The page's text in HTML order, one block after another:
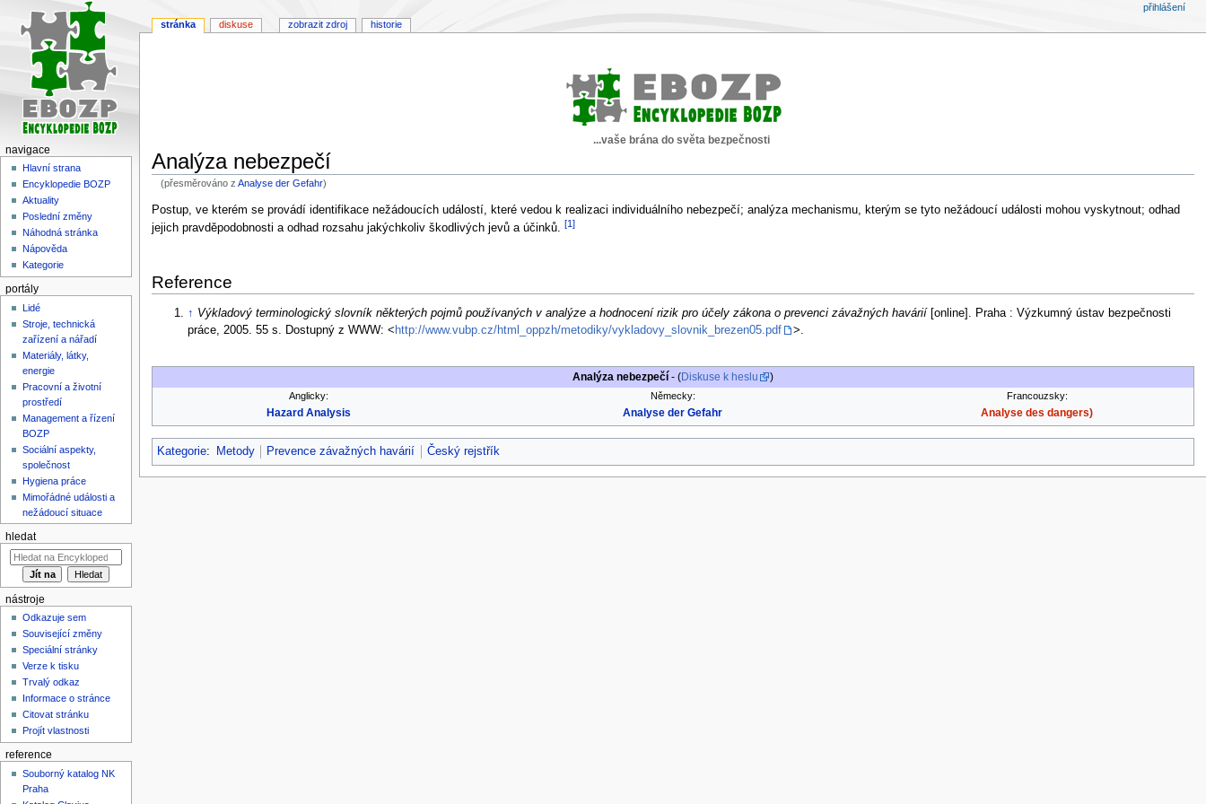
...vaše brána do světa bezpečnosti
Analýza nebezpečí
(přesměrováno zAnalyse der Gefahr)
Skočit
na
Skočit
na
Postup, ve kterém se provádí identifikace nežádoucích událostí, které vedou k realizaci individuálního nebezpečí; analýza mechanismu, kterým se tyto nežádoucí události mohou vyskytnout; odhad
jejich pravděpodobnosti a odhad rozsahu jakýchkoliv škodlivých jevů a účinků.
[1]
Reference
↑ Výkladový terminologický slovník některých pojmů používaných v analýze a hodnocení rizik pro účely zákona o prevenci závažných havárií[online]. Praha : Výzkumný ústav bezpečnosti
práce, 2005. 55 s. Dostupný z WWW: < http://www.vubp.cz/html_oppzh/metodiky/vykladovy_slovnik_brezen05.pdf >.
Analýza nebezpečí- (Diskuse k heslu )
Anglicky: Německy: Francouzsky:
Hazard Analysis Analyse der Gefahr Analyse des dangers)
Kategorie: Metody Prevence závažných havárií Český rejstřík
stránka diskuse zobrazit zdroj historie
přihlášení
navigace
Hlavní strana
Encyklopedie BOZP
Aktuality
Poslední změny
Náhodná stránka
Nápověda
Kategorie
portály
Lidé
Stroje, technická
zařízení a nářadí
Materiály, látky,
energie
Pracovní a životní
prostředí
Management a řízení
BOZP
Sociální aspekty,
společnost
Hygiena práce
Mimořádné události a
nežádoucí situace
hledat
nástroje
Odkazuje sem
Související změny
Speciální stránky
Verze k tisku
Trvalý odkaz
Informace o stránce
Citovat stránku
Projít vlastnosti
reference
Souborný katalog NK
Praha